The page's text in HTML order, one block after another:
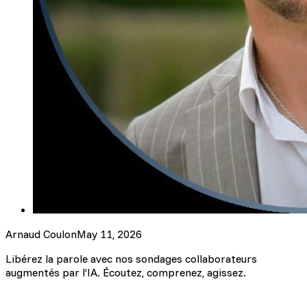
Arnaud CoulonMay 11, 2026
Libérez la parole avec nos sondages collaborateurs
augmentés par l’IA. Écoutez, comprenez, agissez.